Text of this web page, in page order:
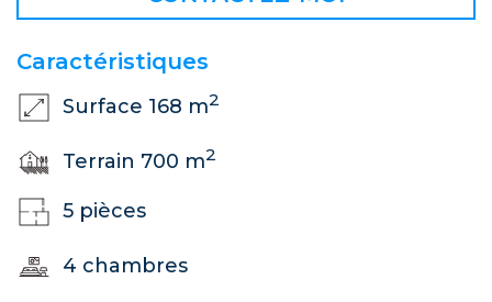
Caractéristiques
Surface 168 m2
Terrain 700 m2
5 pièces
4 chambres